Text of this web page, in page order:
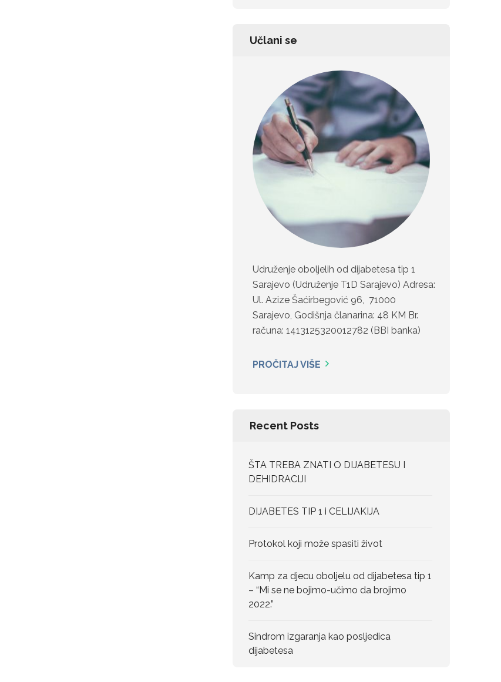
Učlani se
Udruženje oboljelih od dijabetesa tip 1
Sarajevo (Udruženje T1D Sarajevo) Adresa:
Ul. Azize Šaćirbegović 96, 71000
Sarajevo, Godišnja članarina: 48 KM Br.
računa: 1413125320012782 (BBI banka)
PROČITAJ VIŠE
Recent Posts
ŠTA TREBA ZNATI O DIJABETESU I
DEHIDRACIJI
DIJABETES TIP 1 i CELIJAKIJA
Protokol koji može spasiti život
Kamp za djecu oboljelu od dijabetesa tip 1
– “Mi se ne bojimo-učimo da brojimo
2022.”
Sindrom izgaranja kao posljedica
dijabetesa